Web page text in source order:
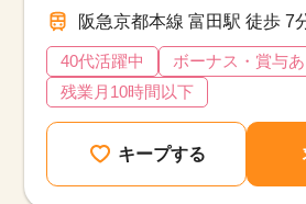
阪急京都本線 富田駅 徒歩 7
40代活躍中 ボーナス・賞与あ
残業月10時間以下
キープする